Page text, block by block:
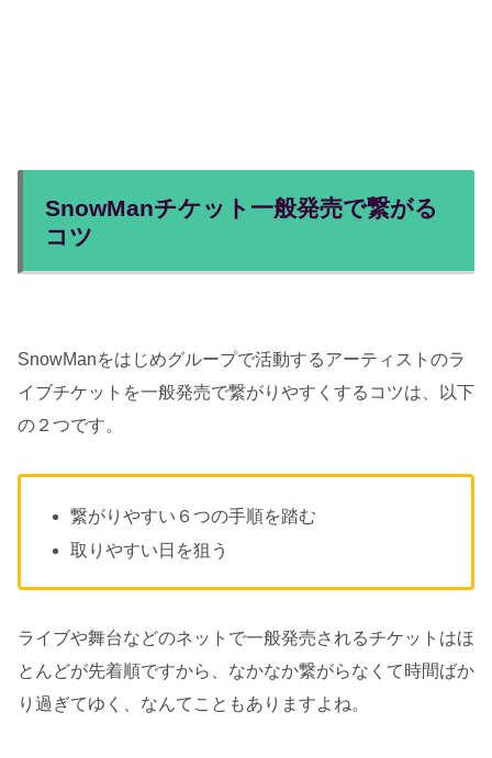
SnowManチケット一般発売で繋がる
コツ
SnowManをはじめグループで活動するアーティストのラ
イブチケットを一般発売で繋がりやすくするコツは、以下
の２つです。
繋がりやすい６つの手順を踏む
取りやすい日を狙う
ライブや舞台などのネットで一般発売されるチケットはほ
とんどが先着順ですから、なかなか繋がらなくて時間ばか
り過ぎてゆく、なんてこともありますよね。